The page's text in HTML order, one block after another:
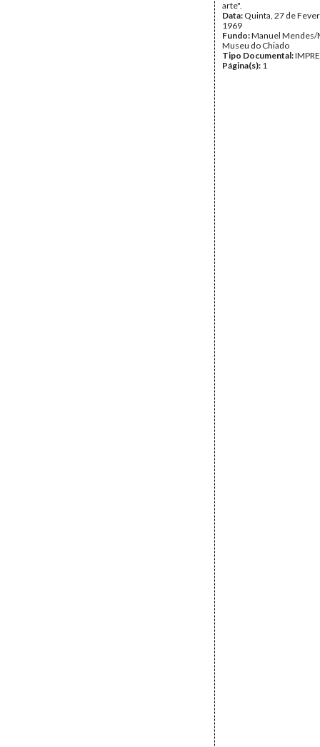
arte".
Data: Quinta, 27 de
1969
Fundo:Manuel Mendes/
Museu do Chiado
Tipo Documental:
Página(s): 1